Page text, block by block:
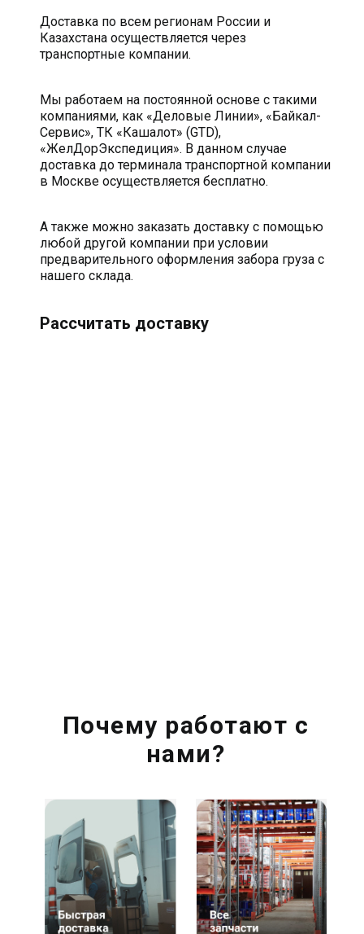
Доставка по всем регионам России и
Казахстана осуществляется через
транспортные компании.
Мы работаем на постоянной основе с такими
компаниями, как «Деловые Линии», «Байкал-
Сервис», ТК «Кашалот» (GTD),
«ЖелДорЭкспедиция». В данном случае
доставка до терминала транспортной компании
в Москве осуществляется бесплатно.
А также можно заказать доставку с помощью
любой другой компании при условии
предварительного оформления забора груза с
нашего склада.
Рассчитать доставку
Почему работают с
нами?